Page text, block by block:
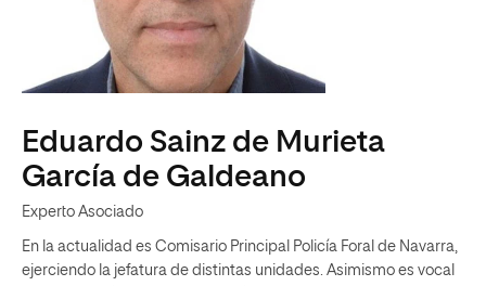
Eduardo Sainz de Murieta
García de Galdeano
Experto Asociado
En la actualidad es Comisario Principal Policía Foral de Navarra,
ejerciendo la jefatura de distintas unidades. Asimismo es vocal